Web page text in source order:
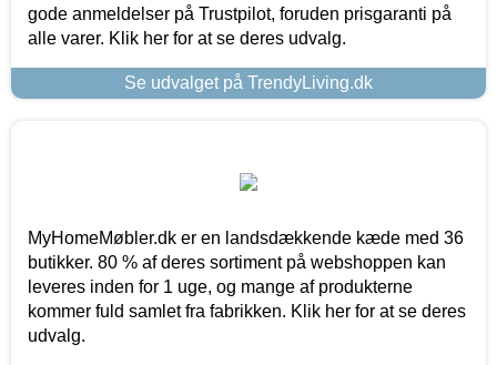
gode anmeldelser på Trustpilot, foruden prisgaranti på
alle varer. Klik her for at se deres udvalg.
Se udvalget på TrendyLiving.dk
MyHomeMøbler.dk er en landsdækkende kæde med 36
butikker. 80 % af deres sortiment på webshoppen kan
leveres inden for 1 uge, og mange af produkterne
kommer fuld samlet fra fabrikken. Klik her for at se deres
udvalg.